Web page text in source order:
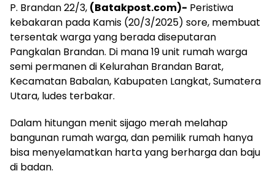
P. Brandan 22/3, (Batakpost.com)- Peristiwa
kebakaran pada Kamis (20/3/2025) sore, membuat
tersentak warga yang berada diseputaran
Pangkalan Brandan. Di mana 19 unit rumah warga
semi permanen di Kelurahan Brandan Barat,
Kecamatan Babalan, Kabupaten Langkat, Sumatera
Utara, ludes terbakar.
Dalam hitungan menit sijago merah melahap
bangunan rumah warga, dan pemilik rumah hanya
bisa menyelamatkan harta yang berharga dan baju
di badan.